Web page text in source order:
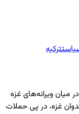
ترکیه
میان ویرانه‌های غزه
غزه، در پی حملات